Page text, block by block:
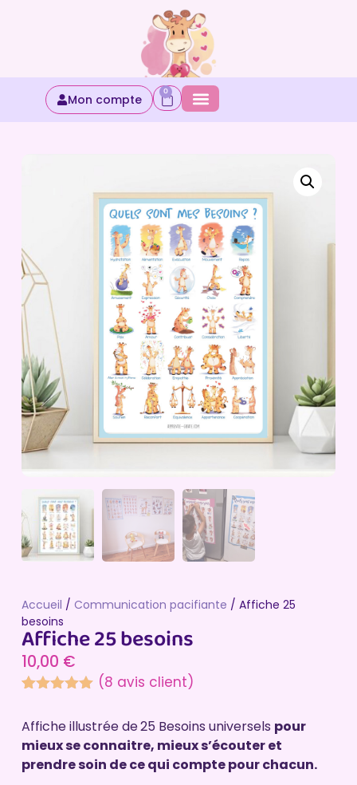
Mon compte
0
Accueil / Communication pacifiante / Affiche 25
besoins
Affiche 25 besoins
10,00 €
basé sur
notations
(8 avis client)
Affiche illustrée de25 Besoins universels pour
mieux se connaitre, mieux s’écouter et
prendre soin de ce qui compte pour chacun.